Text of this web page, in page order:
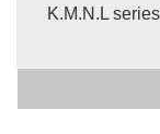
K.M.N.L